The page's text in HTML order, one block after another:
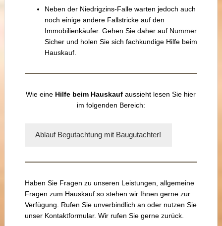
Neben der Niedrigzins-Falle warten jedoch auch
noch einige andere Fallstricke auf den
Immobilienkäufer. Gehen Sie daher auf Nummer
Sicher und holen Sie sich fachkundige Hilfe beim
Hauskauf.
Wie eine Hilfe beim Hauskauf aussieht lesen Sie hier
im folgenden Bereich:
Ablauf Begutachtung mit Baugutachter!
Haben Sie Fragen zu unseren Leistungen, allgemeine
Fragen zum Hauskauf so stehen wir Ihnen gerne zur
Verfügung. Rufen Sie unverbindlich an oder nutzen Sie
unser Kontaktformular. Wir rufen Sie gerne zurück.